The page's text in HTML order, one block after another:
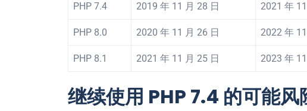
PHP 7.4 2019 年 11 月 28 日 2021 年
PHP 8.0 2020 年 11 月 26 日 2022 年
PHP 8.1 2021 年 11 月 25 日 2023 年
继续使用 PHP 7.4 的可能风